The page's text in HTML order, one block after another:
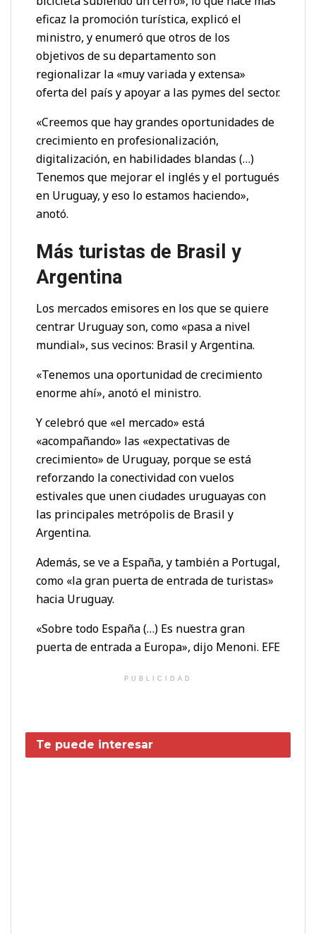
eficaz la promoción turística, explicó el
ministro, y enumeró que otros de los
objetivos de su departamento son
regionalizar la «muy variada y extensa»
oferta del país y apoyar a las pymes del sector.
«Creemos que hay grandes oportunidades de
crecimiento en profesionalización,
digitalización, en habilidades blandas (…)
Tenemos que mejorar el inglés y el portugués
en Uruguay, y eso lo estamos haciendo»,
anotó.
Más turistas de Brasil y
Argentina
Los mercados emisores en los que se quiere
centrar Uruguay son, como «pasa a nivel
mundial», sus vecinos: Brasil y Argentina.
«Tenemos una oportunidad de crecimiento
enorme ahí», anotó el ministro.
Y celebró que «el mercado» está
«acompañando» las «expectativas de
crecimiento» de Uruguay, porque se está
reforzando la conectividad con vuelos
estivales que unen ciudades uruguayas con
las principales metrópolis de Brasil y
Argentina.
Además, se ve a España, y también a Portugal,
como «la gran puerta de entrada de turistas»
hacia Uruguay.
«Sobre todo España (…) Es nuestra gran
puerta de entrada a Europa», dijo Menoni. EFE
PUBLICIDAD
Te puede interesar